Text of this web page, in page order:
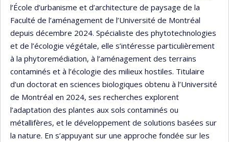
l’École d’urbanisme et d’architecture de paysage de la
Faculté de l’aménagement de l’Université de Montréal
depuis décembre 2024. Spécialiste des phytotechnologies
et de l’écologie végétale, elle s’intéresse particulièrement
à la phytoremédiation, à l’aménagement des terrains
contaminés et à l’écologie des milieux hostiles. Titulaire
d’un doctorat en sciences biologiques obtenu à l’Université
de Montréal en 2024, ses recherches explorent
l’adaptation des plantes aux sols contaminés ou
métallifères, et le développement de solutions basées sur
la nature. En s’appuyant sur une approche fondée sur les